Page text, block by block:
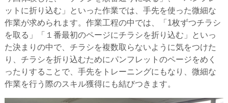
ットに折り込む」といった作業では、手先を使った微細な
作業が求められます。作業工程の中では、「1枚ずつチラシ
を取る」「１番最初のページにチラシを折り込む」といっ
た決まりの中で、チラシを複数取らないように気をつけた
り、チラシを折り込むためにパンフレットのページをめく
ったりすることで、手先をトレーニングにもなり、微細な
作業を行う際のスキル獲得にも結びつきます。